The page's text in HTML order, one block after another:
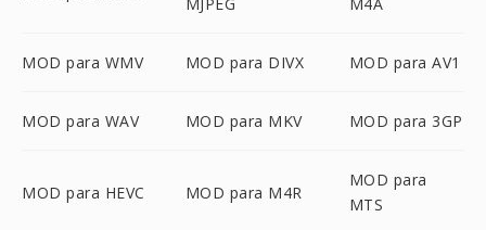
MOD para WMV MOD para DIVX MOD para AV1
MOD para WAV MOD para MKV MOD para 3GP
MOD para HEVC MOD para M4R
MOD para
MTS